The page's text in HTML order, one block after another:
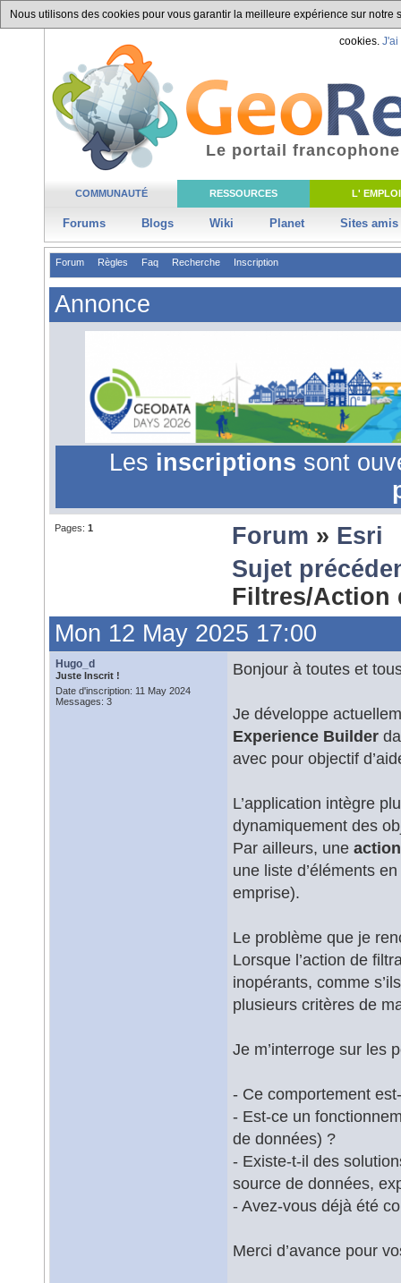
Nous utilisons des cookies pour vous garantir la meilleure expérience sur
cookies. J'ai
COMMUNAUTÉ RESSOURCES L' EMPLOI
Forums Blogs Wiki Planet Sites amis
Le portail
Forum Règles Faq Recherche Inscription
Annonce
Les inscriptions sont
Pages: 1 Forum » Esri
Sujet
Filtres/
Mon 12 May 2025 17:00
Hugo_d
Juste Inscrit !
Date d'inscription: 11 May 2024
Messages: 3
Bonjour à toutes et
Je développe
Experience Builder
avec pour objectif
L’application intègre
dynamiquement des
Par ailleurs, une
une liste d’éléments
emprise).
Le problème que je
Lorsque l’action de
inopérants, comme
plusieurs critères de
Je m’interroge sur les
- Ce comportement
- Est-ce un
de données) ?
- Existe-t-il des
source de données,
- Avez-vous déjà été
Merci d’avance pour